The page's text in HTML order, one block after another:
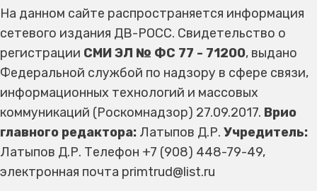
На данном сайте распространяется информация
сетевого издания ДВ-РОСС. Свидетельство о
регистрации СМИ ЭЛ № ФС 77 - 71200, выдано
Федеральной службой по надзору в сфере связи,
информационных технологий и массовых
коммуникаций (Роскомнадзор) 27.09.2017. Врио
главного редактора: Латыпов Д.Р. Учредитель:
Латыпов Д.Р. Телефон +7 (908) 448-79-49,
электронная почта primtrud@list.ru